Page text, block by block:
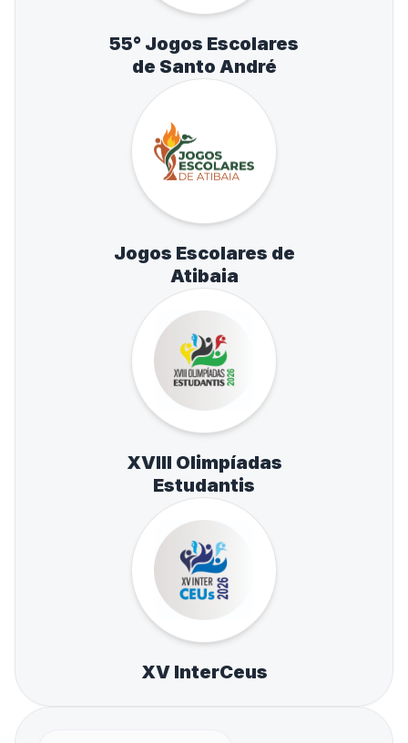
55° Jogos Escolares
de Santo André
Jogos Escolares de
Atibaia
XVIII Olimpíadas
Estudantis
XV InterCeus